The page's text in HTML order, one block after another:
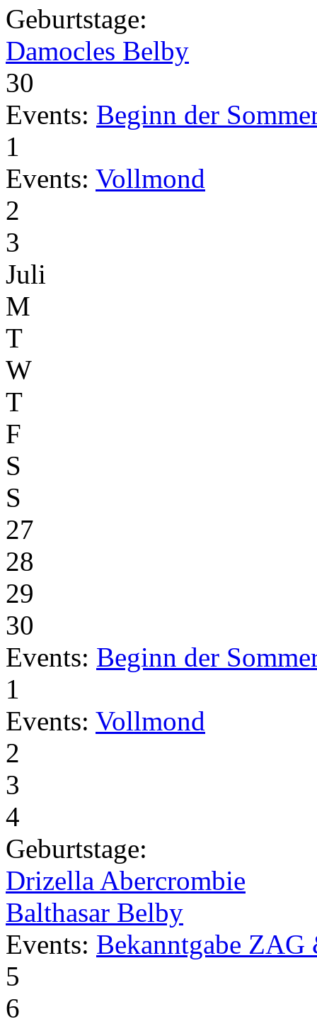
Geburtstage:
Damocles Belby
30
Events: Beginn der
1
Events: Vollmond
2
3
Juli
M
T
W
T
F
S
S
27
28
29
30
Events: Beginn der
1
Events: Vollmond
2
3
4
Geburtstage:
Drizella Abercrombie
Balthasar Belby
Events: Bekanntgabe ZAG
5
6